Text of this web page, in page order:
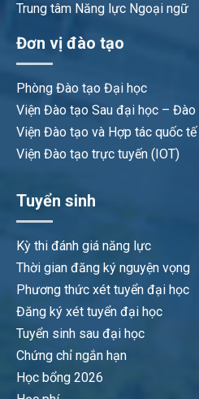
Trung tâm Năng lực Ngoại ngữ
Đơn vị đào tạo
Phòng Đào tạo Đại học
Viện Đào tạo Sau đại học –
Viện Đào tạo và Hợp tác quốc tế
Viện Đào tạo trực tuyến (IOT)
Tuyển sinh
Kỳ thi đánh giá năng lực
Thời gian đăng ký nguyện vọng
Phương thức xét tuyển đại học
Đăng ký xét tuyển đại học
Tuyển sinh sau đại học
Chứng chỉ ngắn hạn
Học bổng 2026